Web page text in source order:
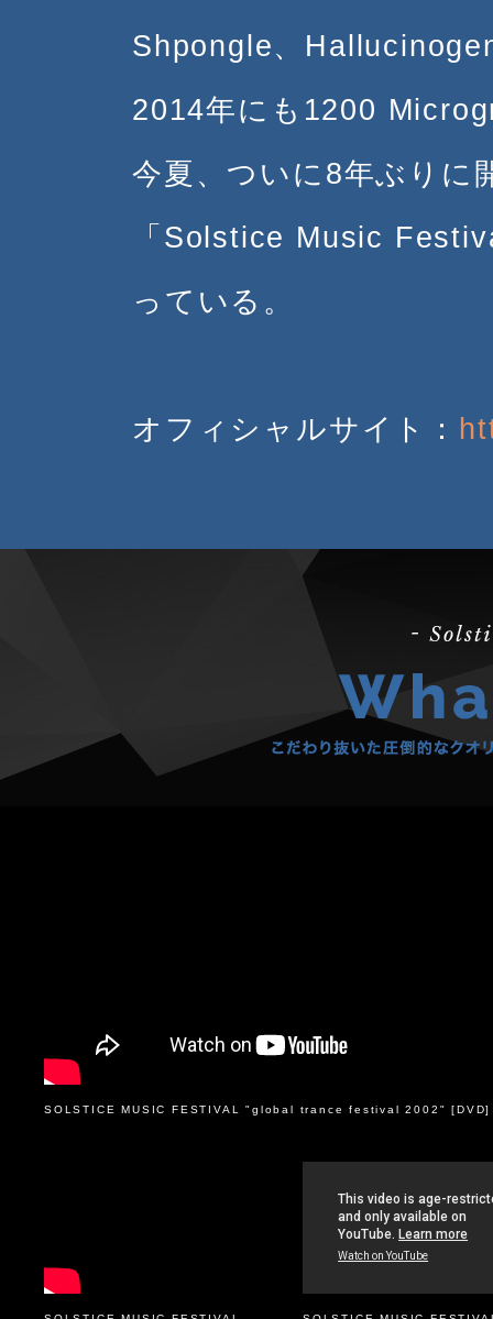
Shpongle、
2014年にも1200
今夏、ついに8年ぶりに
「Solstice Music
っている。
オフィシャルサイト：
SOLSTICE MUSIC FESTIVAL "global trance festival 2002" [DVD]